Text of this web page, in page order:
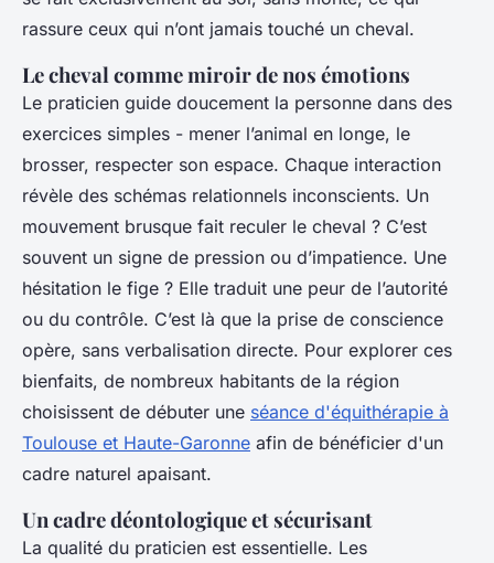
rassure ceux qui n’ont jamais touché un cheval.
Le cheval comme miroir de nos émotions
Le praticien guide doucement la personne dans des
exercices simples - mener l’animal en longe, le
brosser, respecter son espace. Chaque interaction
révèle des schémas relationnels inconscients. Un
mouvement brusque fait reculer le cheval ? C’est
souvent un signe de pression ou d’impatience. Une
hésitation le fige ? Elle traduit une peur de l’autorité
ou du contrôle. C’est là que la prise de conscience
opère, sans verbalisation directe. Pour explorer ces
bienfaits, de nombreux habitants de la région
choisissent de débuter une séance d'équithérapie à
Toulouse et Haute-Garonne afin de bénéficier d'un
cadre naturel apaisant.
Un cadre déontologique et sécurisant
La qualité du praticien est essentielle. Les